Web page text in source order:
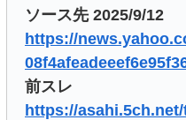
ソース先 2025/9/12
https://
前スレ
https://